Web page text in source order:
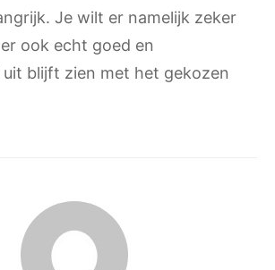
Je wilt er namelijk zeker
ook echt goed en
blijft zien met het gekozen